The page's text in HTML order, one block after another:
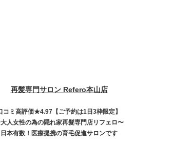
再髪専門サロン Refero本山店
コミ高評価★4.97【ご予約は1日3枠限定】
人女性の為の隠れ家再髮専門店リフェロ〜
日本有数！医療提携の育毛促進サロンです